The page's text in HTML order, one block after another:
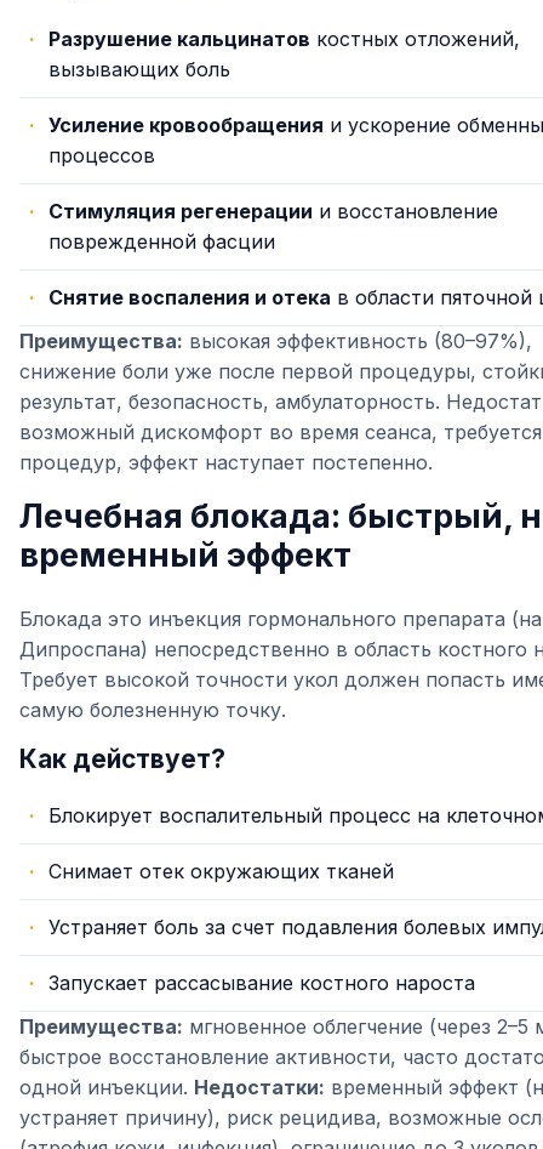
Разрушение кальцинатов костных отложений,
вызывающих боль
Усиление кровообращения и ускорение
процессов
Стимуляция регенерации и восстановление
поврежденной фасции
Снятие воспаления и отека в области
Преимущества: высокая эффективность (80–97%),
снижение боли уже после первой процедуры,
результат, безопасность, амбулаторность.
возможный дискомфорт во время сеанса, требуется
процедур, эффект наступает постепенно.
Лечебная блокада: быстрый,
временный эффект
Блокада это инъекция гормонального препарата
Дипроспана) непосредственно в область костного
Требует высокой точности укол должен попасть
самую болезненную точку.
Как действует?
Блокирует воспалительный процесс на
Снимает отек окружающих тканей
Устраняет боль за счет подавления болевых
Запускает рассасывание костного нароста
Преимущества: мгновенное облегчение (через 2–5
быстрое восстановление активности, часто
одной инъекции. Недостатки: временный эффект
устраняет причину), риск рецидива, возможные